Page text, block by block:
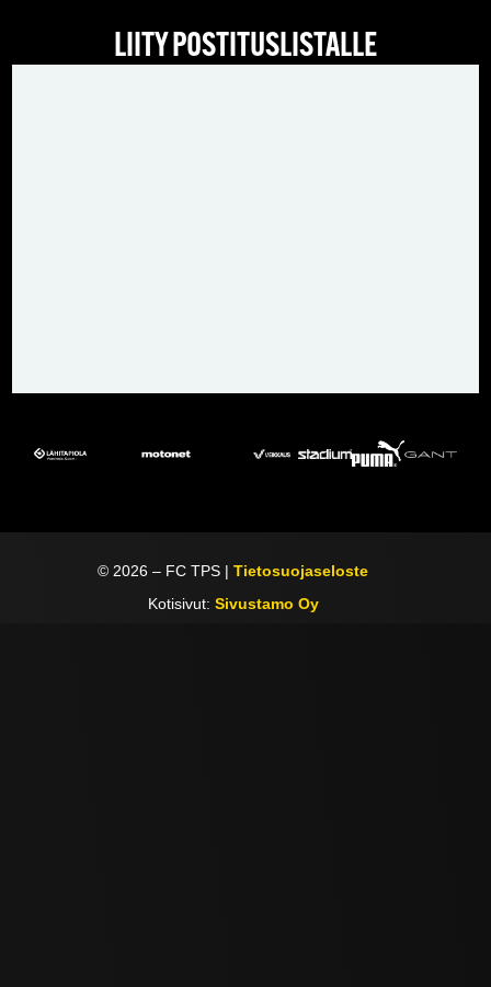
LIITY POSTITUSLISTALLE
© 2026 – FC TPS |Tietosuojaseloste
Kotisivut: Sivustamo Oy